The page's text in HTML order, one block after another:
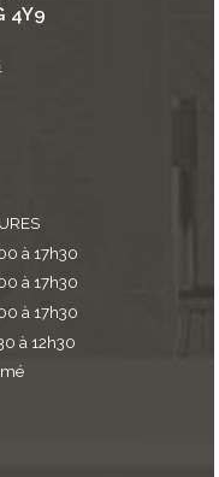
4Y9
à 17h30
à 17h30
à 17h30
à 12h30